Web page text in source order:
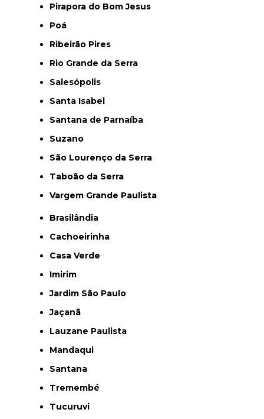
Pirapora do Bom Jesus
Poá
Ribeirão Pires
Rio Grande da Serra
Salesópolis
Santa Isabel
Santana de Parnaíba
Suzano
São Lourenço da Serra
Taboão da Serra
Vargem Grande Paulista
Brasilândia
Cachoeirinha
Casa Verde
Imirim
Jardim São Paulo
Jaçanã
Lauzane Paulista
Mandaqui
Santana
Tremembé
Tucuruvi